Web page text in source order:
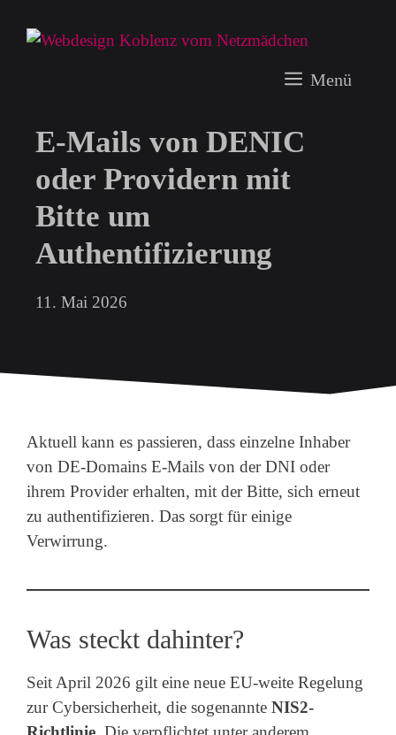
Inhalt
Menü
E-Mails von DENIC
oder Providern mit
Bitte um
Authentifizierung
11. Mai 2026
Aktuell kann es passieren, dass einzelne Inhaber
von DE-Domains E-Mails von der DNI oder
ihrem Provider erhalten, mit der Bitte, sich erneut
zu authentifizieren. Das sorgt für einige
Verwirrung.
Was steckt dahinter?
Seit April 2026 gilt eine neue EU-weite Regelung
zur Cybersicherheit, die sogenannte NIS2-